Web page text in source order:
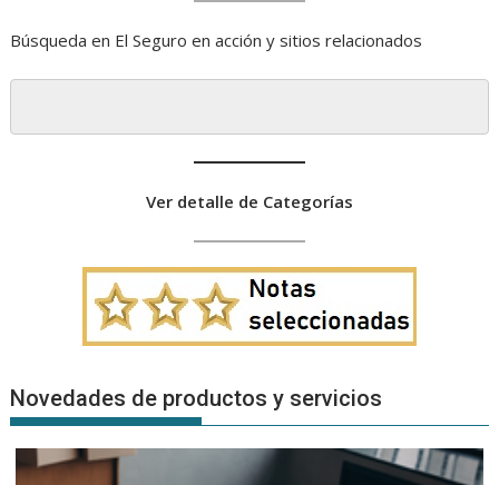
Búsqueda en El Seguro en acción y sitios relacionados
Ver detalle de Categorías
Novedades de productos y servicios